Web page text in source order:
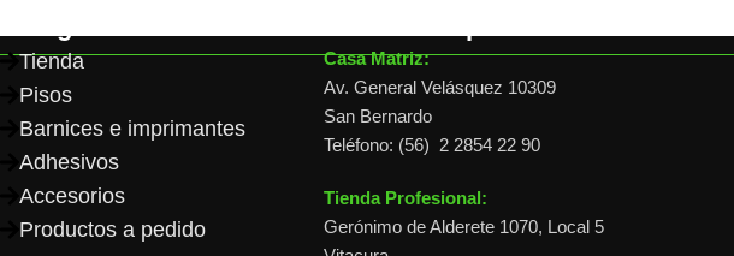
Tienda
Pisos
Barnices e imprimantes
Adhesivos
Accesorios
Productos a pedido
Casa Matriz:
Av. General Velásquez 10309
San Bernardo
Teléfono: (56) 2 2854 22 90
Tienda Profesional:
Gerónimo de Alderete 1070, Local 5